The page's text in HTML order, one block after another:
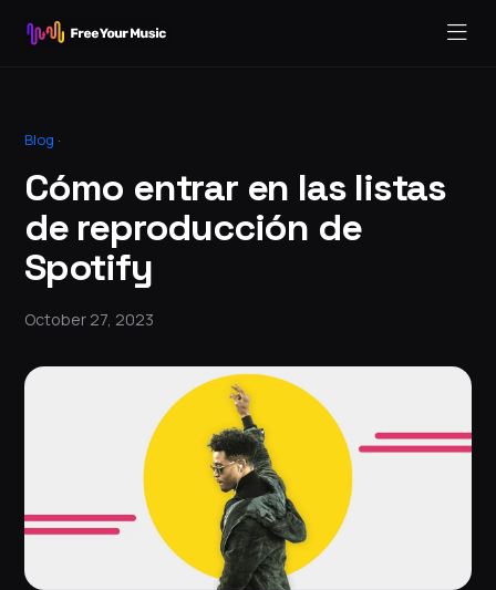
Blog ·
Cómo entrar en las listas
de reproducción de
Spotify
October 27, 2023